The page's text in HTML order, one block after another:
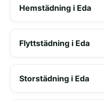
Hemstädning i Eda
Flyttstädning i Eda
Storstädning i Eda